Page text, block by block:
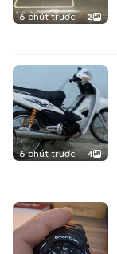
6 phút trước 2
6 phút trước 4